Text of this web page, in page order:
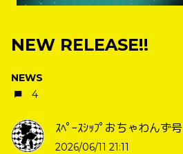
NEW RELEASE!!
NEWS
4
ｽﾍﾟｰｽｼｯﾌﾟおちゃわんず号
2026/06/11 21:11